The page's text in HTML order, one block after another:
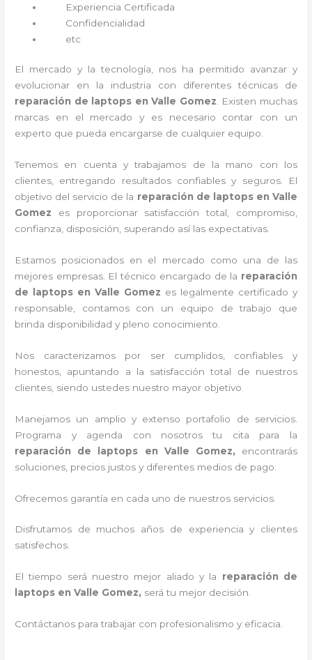
Experiencia Certificada
Confidencialidad
etc
El mercado y la tecnología, nos ha permitido avanzar y
evolucionar en la industria con diferentes técnicas de
reparación de laptops en Valle Gomez . Existen muchas
marcas en el mercado y es necesario contar con un
experto que pueda encargarse de cualquier equipo.
Tenemos en cuenta y trabajamos de la mano con los
clientes, entregando resultados confiables y seguros. El
objetivo del servicio de la reparación de laptops en Valle
Gomez es proporcionar satisfacción total, compromiso,
confianza, disposición, superando así las expectativas.
Estamos posicionados en el mercado como una de las
mejores empresas. El técnico encargado de la reparación
de laptops en Valle Gomez es legalmente certificado y
responsable, contamos con un equipo de trabajo que
brinda disponibilidad y pleno conocimiento.
Nos caracterizamos por ser cumplidos, confiables y
honestos, apuntando a la satisfacción total de nuestros
clientes, siendo ustedes nuestro mayor objetivo.
Manejamos un amplio y extenso portafolio de servicios.
Programa y agenda con nosotros tu cita para la
reparación de laptops en Valle Gomez, encontrarás
soluciones, precios justos y diferentes medios de pago.
Ofrecemos garantía en cada uno de nuestros servicios.
Disfrutamos de muchos años de experiencia y clientes
satisfechos.
El tiempo será nuestro mejor aliado y la reparación de
laptops en Valle Gomez, será tu mejor decisión.
Contáctanos para trabajar con profesionalismo y eficacia.